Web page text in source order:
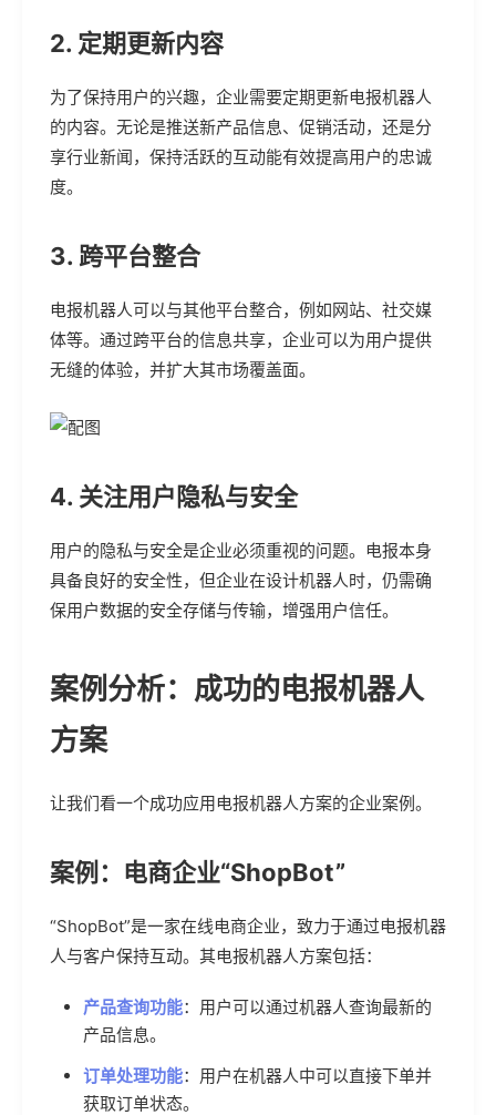
2. 定期更新内容
为了保持用户的兴趣，企业需要定期更新电报机器人
的内容。无论是推送新产品信息、促销活动，还是分
享行业新闻，保持活跃的互动能有效提高用户的忠诚
度。
3. 跨平台整合
电报机器人可以与其他平台整合，例如网站、社交媒
体等。通过跨平台的信息共享，企业可以为用户提供
无缝的体验，并扩大其市场覆盖面。
4. 关注用户隐私与安全
用户的隐私与安全是企业必须重视的问题。电报本身
具备良好的安全性，但企业在设计机器人时，仍需确
保用户数据的安全存储与传输，增强用户信任。
案例分析：成功的电报机器人
方案
让我们看一个成功应用电报机器人方案的企业案例。
案例：电商企业“ShopBot”
“ShopBot”是一家在线电商企业，致力于通过电报机器
人与客户保持互动。其电报机器人方案包括：
产品查询功能：用户可以通过机器人查询最新的
产品信息。
订单处理功能：用户在机器人中可以直接下单并
获取订单状态。